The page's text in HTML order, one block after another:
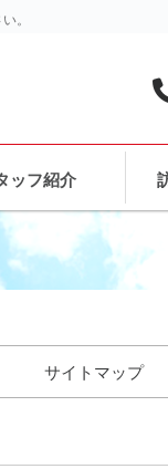
。
ッフ紹介
サイトマップ